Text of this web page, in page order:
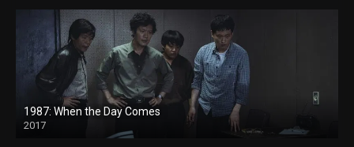
1987: When the Day Comes
2017